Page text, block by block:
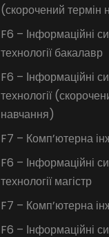
(скорочений термін
F6 – Інформаційні
технології бакалавр
F6 – Інформаційні
технології
навчання)
F7 – Комп’ютерна
F6 – Інформаційні
технології магістр
F7 – Комп’ютерна
F6 – Інформаційні